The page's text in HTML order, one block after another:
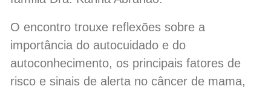
O encontro trouxe reflexões sobre a
importância do autocuidado e do
autoconhecimento, os principais fatores de
risco e sinais de alerta no câncer de mama,